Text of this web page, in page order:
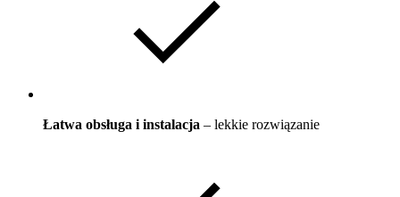
Łatwa obsługa i instalacja – lekkie rozwiązanie